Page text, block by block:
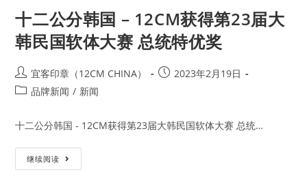
十二公分韩国 – 12CM获得第23届大
韩民国软体大赛 总统特优奖
宜客印章（12CM CHINA）
2023年2月19日
品牌新闻 / 新闻
十二公分韩国 - 12CM获得第23届大韩民国软体大赛 总统…
继续阅读